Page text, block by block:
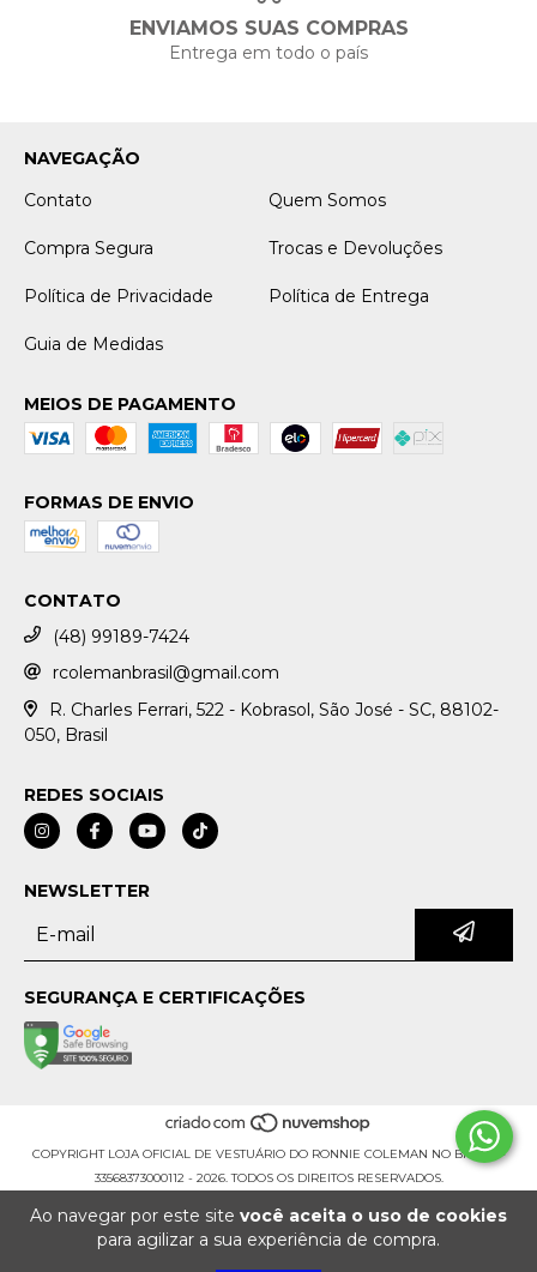
Ao navegar por este site você aceita o uso de cookies
para agilizar a sua experiência de compra.
ENVIAMOS SUAS COMPRAS
Entrega em todo o país
NAVEGAÇÃO
Contato
Quem Somos
Compra Segura Trocas e Devoluções
Política de Privacidade Política de Entrega
Guia de Medidas
MEIOS DE PAGAMENTO
FORMAS DE ENVIO
CONTATO
(48) 99189-7424
rcolemanbrasil@gmail.com
R. Charles Ferrari, 522 - Kobrasol, São José - SC, 88102-
050, Brasil
REDES SOCIAIS
NEWSLETTER
SEGURANÇA E CERTIFICAÇÕES
COPYRIGHT LOJA OFICIAL DE VESTUÁRIO DO RONNIE COLEMAN NO BRASIL -
33568373000112 - 2026. TODOS OS DIREITOS RESERVADOS.